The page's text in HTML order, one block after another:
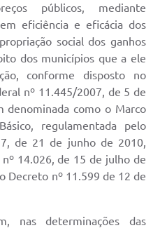
públicos, mediante
eficiência e eficácia dos
social dos ganhos
dos municípios que a ele
conforme disposto no
nº 11.445/2007, de 5 de
denominada como o Marco
regulamentada pelo
de 21 de junho de 2010,
14.026, de 15 de julho de
Decreto nº 11.599 de 12 de
nas determinações das